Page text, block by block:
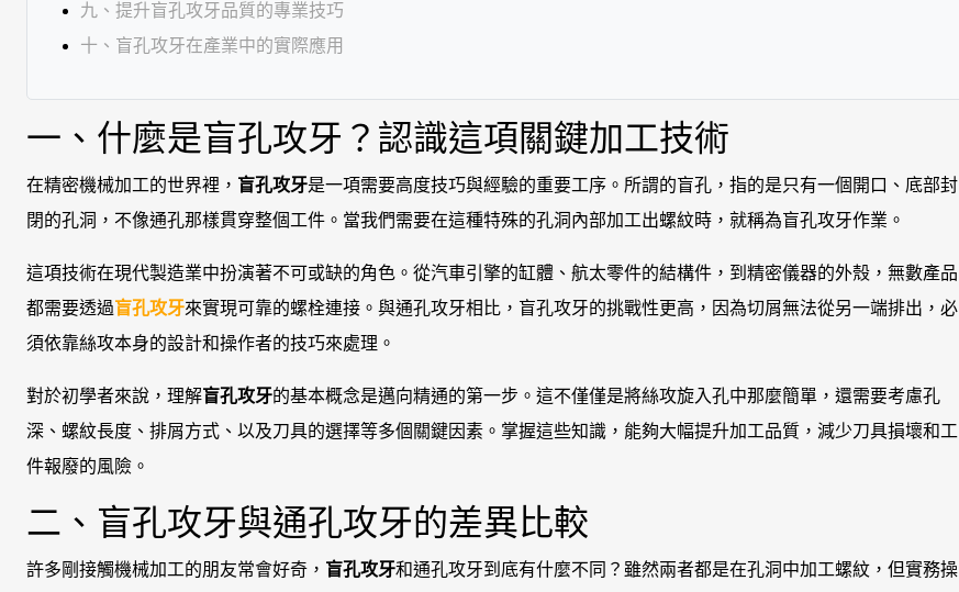
九、提升盲孔攻牙品質的專業技巧
十、盲孔攻牙在產業中的實際應用
一、什麼是盲孔攻牙？認識這項關鍵加工技術
在精密機械加工的世界裡， 盲孔攻牙是一項需要高度技巧與經驗的重要工序。所謂的盲孔，指的是只有一個開口、底部封
閉的孔洞，不像通孔那樣貫穿整個工件。當我們需要在這種特殊的孔洞內部加工出螺紋時，就稱為盲孔攻牙作業。
這項技術在現代製造業中扮演著不可或缺的角色。從汽車引擎的缸體、航太零件的結構件，到精密儀器的外殼，無數產品
都需要透過盲孔攻牙來實現可靠的螺栓連接。與通孔攻牙相比，盲孔攻牙的挑戰性更高，因為切屑無法從另一端排出，必
須依靠絲攻本身的設計和操作者的技巧來處理。
對於初學者來說，理解盲孔攻牙的基本概念是邁向精通的第一步。這不僅僅是將絲攻旋入孔中那麼簡單，還需要考慮孔
深、螺紋長度、排屑方式、以及刀具的選擇等多個關鍵因素。掌握這些知識，能夠大幅提升加工品質，減少刀具損壞和工
件報廢的風險。
二、盲孔攻牙與通孔攻牙的差異比較
許多剛接觸機械加工的朋友常會好奇， 盲孔攻牙和通孔攻牙到底有什麼不同？雖然兩者都是在孔洞中加工螺紋，但實務操